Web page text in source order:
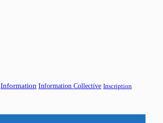
Information Information Collective Inscription